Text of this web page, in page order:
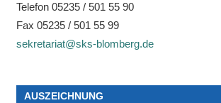
Telefon 05235 / 501 55 90
Fax 05235 / 501 55 99
sekretariat@sks-blomberg.de
AUSZEICHNUNG